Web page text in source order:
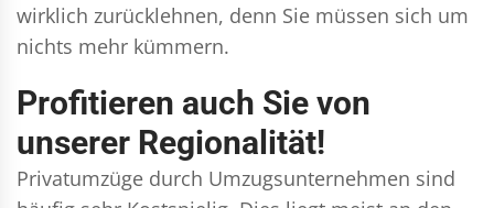
wirklich zurücklehnen, denn Sie müssen sich um
nichts mehr kümmern.
Profitieren auch Sie von
unserer Regionalität!
Privatumzüge durch Umzugsunternehmen sind